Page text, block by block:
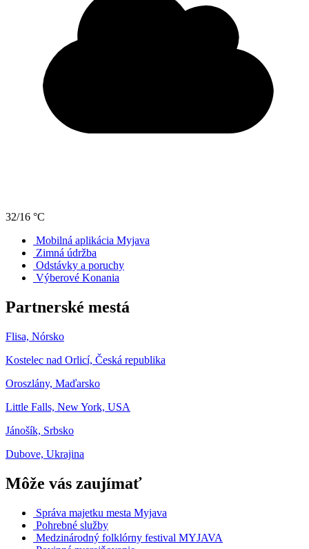
32/16 °C
Mobilná aplikácia Myjava
Zimná údržba
Odstávky a poruchy
Výberové Konania
Partnerské mestá
Flisa, Nórsko
Kostelec nad Orlicí, Česká republika
Oroszlány, Maďarsko
Little Falls, New York, USA
Jánošík, Srbsko
Dubove, Ukrajina
Môže vás zaujímať
Správa majetku mesta Myjava
Pohrebné služby
Medzinárodný folklórny festival MYJAVA